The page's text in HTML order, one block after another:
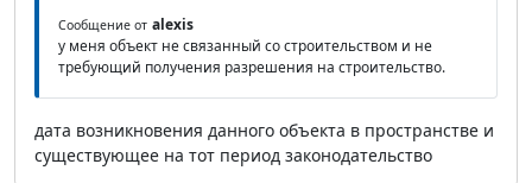
Сообщение от alexis
у меня объект не связанный со строительством и не
требующий получения разрешения на строительство.
дата возникновения данного объекта в пространстве и
существующее на тот период законодательство